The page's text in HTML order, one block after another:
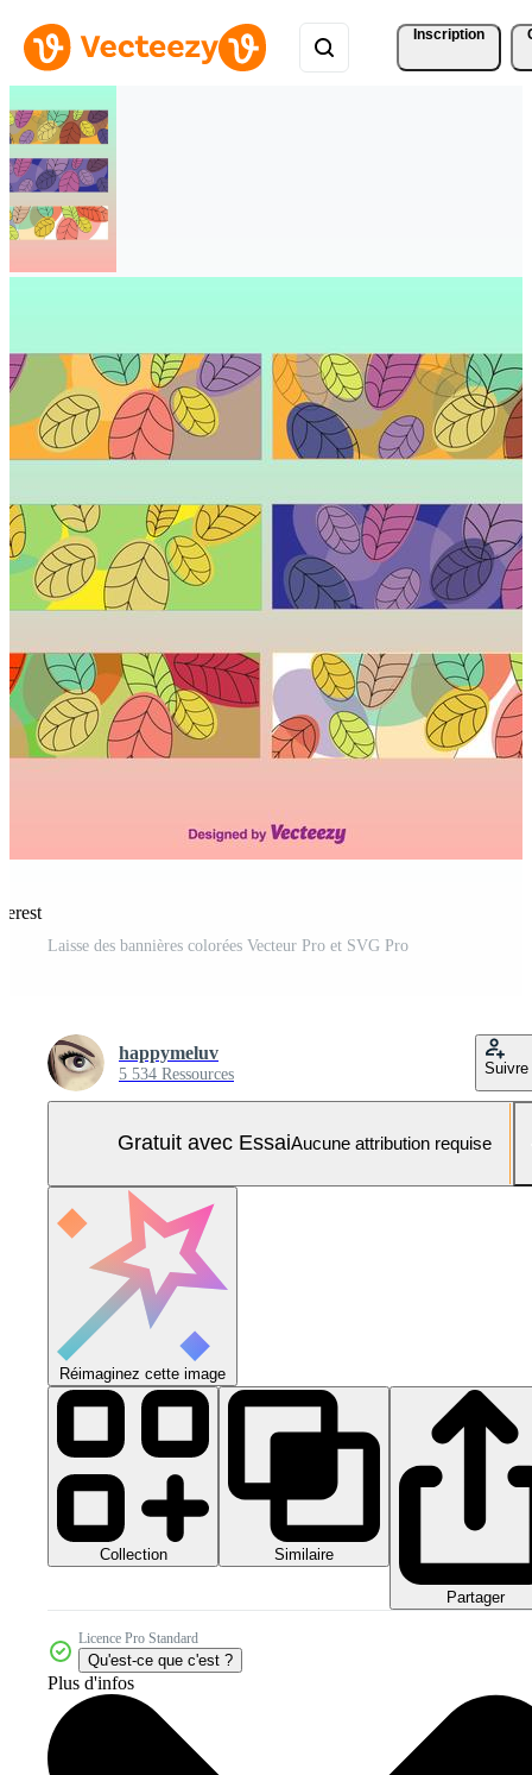
Inscription
Laisse des bannières colorées Vecteur Pro et SVG Pro
happymeluv
5 534 Ressources Suivre
Gratuit avec EssaiAucune attribution requise
Réimaginez cette image
Collection Similaire
Partager
Licence Pro Standard
Qu'est-ce que c'est ?
Plus d'infos